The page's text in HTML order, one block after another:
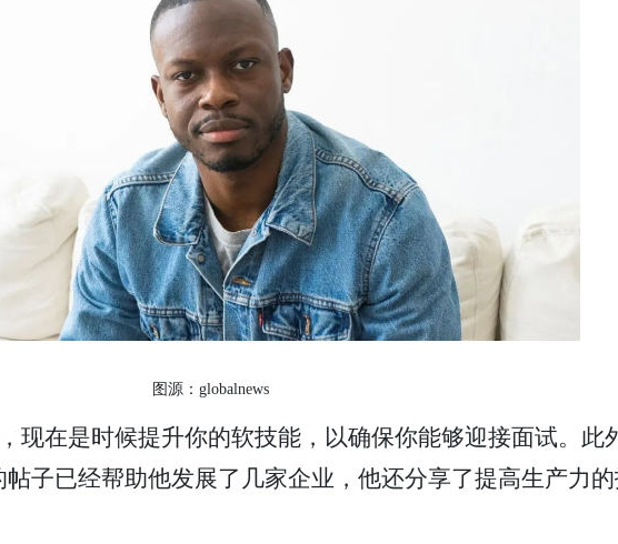
图源：globalnews
现在是时候提升你的软技能，以确保你能够迎接面试。此
子已经帮助他发展了几家企业，他还分享了提高生产力